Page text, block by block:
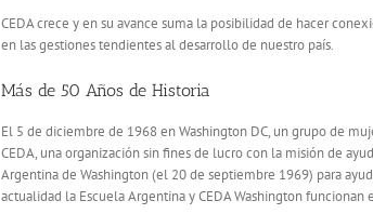
CEDA crece y en su avance suma la posibilidad de hacer
en las gestiones tendientes al desarrollo de nuestro país.
Más de 50 Años de Historia
El 5 de diciembre de 1968 en Washington DC, un grupo de
CEDA, una organización sin fines de lucro con la misión de
Argentina de Washington (el 20 de septiembre 1969) para
actualidad la Escuela Argentina y CEDA Washington